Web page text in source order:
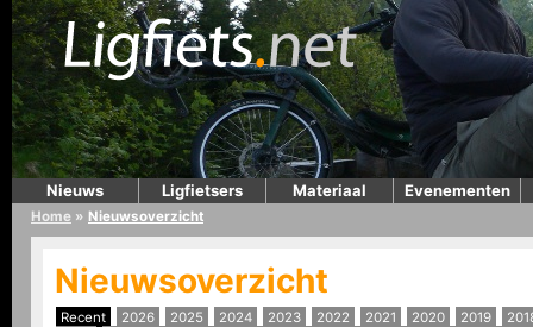
Nieuws Ligfietsers Materiaal Evenementen
Home » Nieuwsoverzicht
Nieuwsoverzicht
Recent 2026 2025 2024 2023 2022 2021 2020 2019